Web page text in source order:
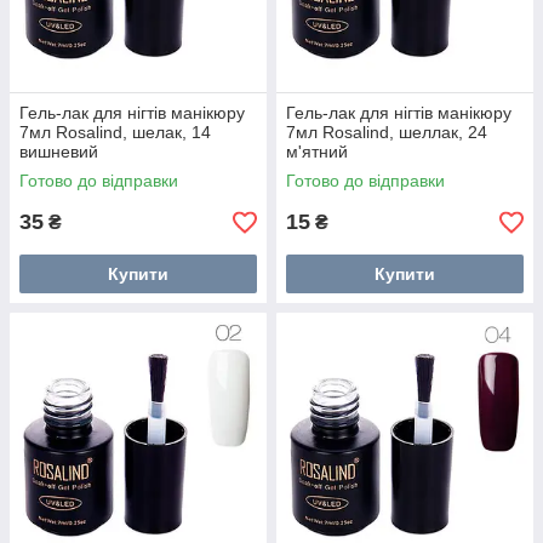
Гель-лак для нігтів манікюру
7мл Rosalind, шелак, 14
вишневий
Готово до відправки
35 ₴
Купити
Гель-лак для нігтів манікюру
7мл Rosalind, шеллак, 24
м'ятний
Готово до відправки
15 ₴
Купити